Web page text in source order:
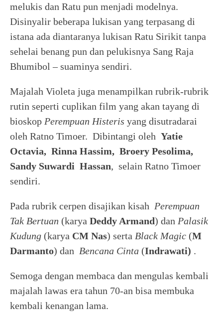
melukis dan Ratu pun menjadi modelnya.
Disinyalir beberapa lukisan yang terpasang di
istana ada diantaranya lukisan Ratu Sirikit tanpa
sehelai benang pun dan pelukisnya Sang Raja
Bhumibol – suaminya sendiri.
Majalah Violeta juga menampilkan rubrik-rubrik
rutin seperti cuplikan film yang akan tayang di
bioskop Perempuan Histeris yang disutradarai
oleh Ratno Timoer. Dibintangi oleh Yatie
Octavia, Rinna Hassim, Broery Pesolima,
Sandy Suwardi Hassan, selain Ratno Timoer
sendiri.
Pada rubrik cerpen disajikan kisah Perempuan
Tak Bertuan (karya Deddy Armand) dan Palasik
Kudung (karya CM Nas) serta Black Magic (M
Darmanto) dan Bencana Cinta (Indrawati) .
Semoga dengan membaca dan mengulas kembali
majalah lawas era tahun 70-an bisa membuka
kembali kenangan lama.